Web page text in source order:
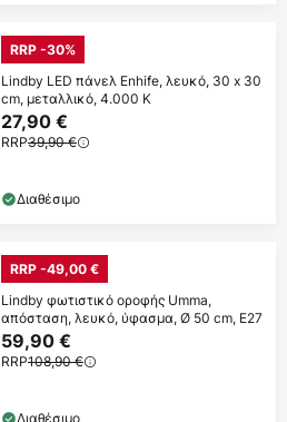
RRP -30%
Lindby LED πάνελ Enhife, λευκό, 30 x 30
cm, μεταλλικό, 4.000 K
27,90 €
RRP39,90 €
Διαθέσιμο
RRP -49,00 €
Lindby φωτιστικό οροφής Umma,
απόσταση, λευκό, ύφασμα, Ø 50 cm, E27
59,90 €
RRP108,90 €